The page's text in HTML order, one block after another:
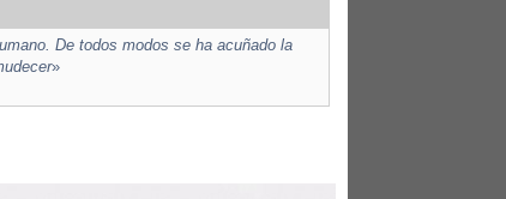
De todos modos se ha acuñado la
»